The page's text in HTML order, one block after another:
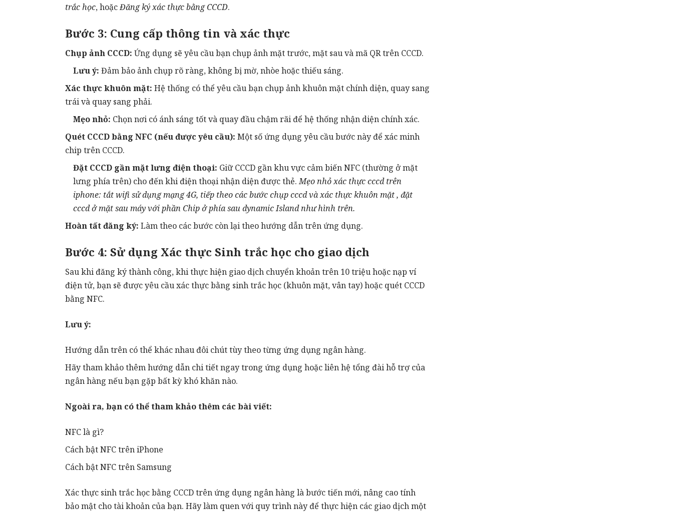
trắc học, hoặcĐăng ký xác thực bằng CCCD.
Bước 3: Cung cấp thông tin và xác thực
Chụp ảnh CCCD: Ứng dụng sẽ yêu cầu bạn chụp ảnh mặt trước, mặt sau và mã QR trên CCCD.
Lưu ý: Đảm bảo ảnh chụp rõ ràng, không bị mờ, nhòe hoặc thiếu sáng.
Xác thực khuôn mặt: Hệ thống có thể yêu cầu bạn chụp ảnh khuôn mặt chính diện, quay sang
trái và quay sang phải.
Mẹo nhỏ: Chọn nơi có ánh sáng tốt và quay đầu chậm rãi để hệ thống nhận diện chính xác.
Quét CCCD bằng NFC (nếu được yêu cầu): Một số ứng dụng yêu cầu bước này để xác minh
chip trên CCCD.
Đặt CCCD gần mặt lưng điện thoại: Giữ CCCD gần khu vực cảm biến NFC (thường ở mặt
lưng phía trên) cho đến khi điện thoại nhận diện được thẻ.Mẹo nhỏ xác thực cccd trên
iphone: tắt wifi sử dụng mạng 4G, tiếp theo các bước chụp cccd và xác thực khuôn mặt , đặt
cccd ở mặt sau máy với phần Chip ở phía sau dynamic Island như hình trên.
Hoàn tất đăng ký: Làm theo các bước còn lại theo hướng dẫn trên ứng dụng.
Bước 4: Sử dụng Xác thực Sinh trắc học cho giao dịch
Sau khi đăng ký thành công, khi thực hiện giao dịch chuyển khoản trên 10 triệu hoặc nạp ví
điện tử, bạn sẽ được yêu cầu xác thực bằng sinh trắc học (khuôn mặt, vân tay) hoặc quét CCCD
bằng NFC.
Lưu ý:
Hướng dẫn trên có thể khác nhau đôi chút tùy theo từng ứng dụng ngân hàng.
Hãy tham khảo thêm hướng dẫn chi tiết ngay trong ứng dụng hoặc liên hệ tổng đài hỗ trợ của
ngân hàng nếu bạn gặp bất kỳ khó khăn nào.
Ngoài ra, bạn có thể tham khảo thêm các bài viết:
NFC là gì?
Cách bật NFC trên iPhone
Cách bật NFC trên Samsung
Xác thực sinh trắc học bằng CCCD trên ứng dụng ngân hàng là bước tiến mới, nâng cao tính
bảo mật cho tài khoản của bạn. Hãy làm quen với quy trình này để thực hiện các giao dịch một